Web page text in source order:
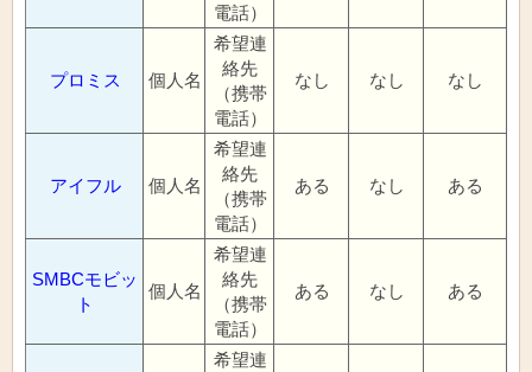
電話）
プロミス 個人名
希望連
絡先
（携帯
電話）
なし なし なし
アイフル 個人名
希望連
絡先
（携帯
電話）
ある なし ある
SMBCモビッ
ト
個人名
希望連
絡先
（携帯
電話）
ある なし ある
希望連